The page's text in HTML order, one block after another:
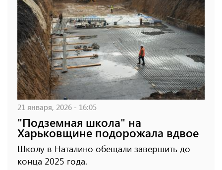
21 января, 2026 - 16:05
"Подземная школа" на
Харьковщине подорожала вдвое
Школу в Наталино обещали завершить до
конца 2025 года.